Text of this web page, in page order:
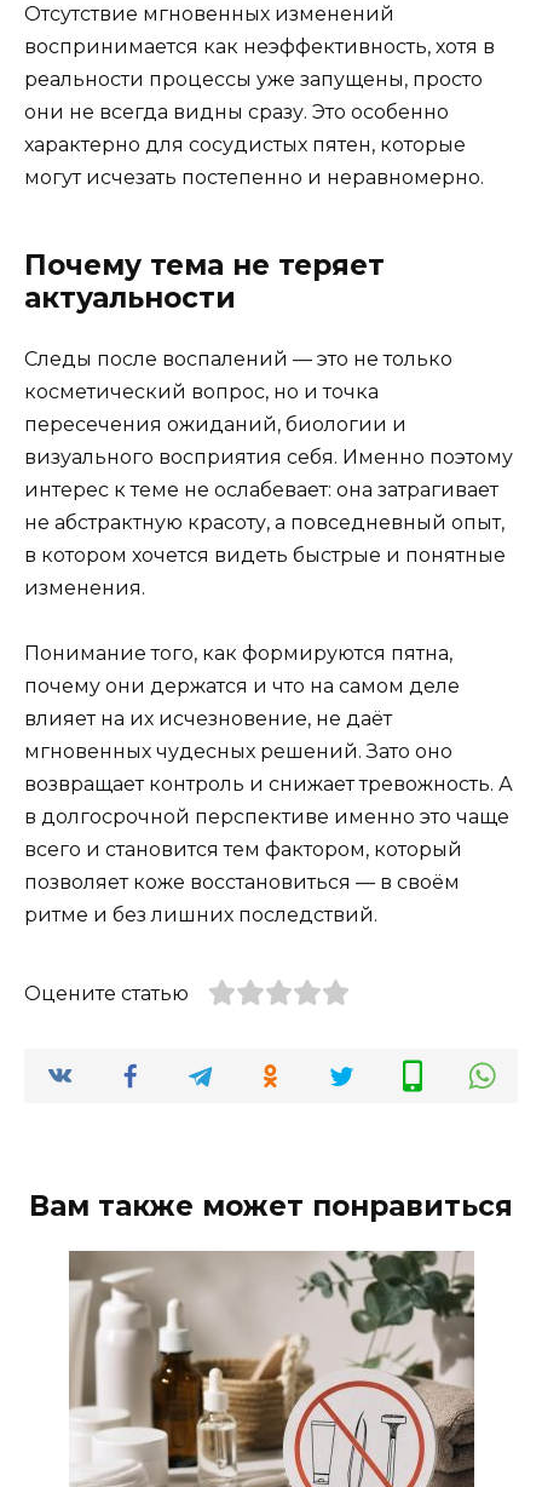
Отсутствие мгновенных изменений
воспринимается как неэффективность, хотя в
реальности процессы уже запущены, просто
они не всегда видны сразу. Это особенно
характерно для сосудистых пятен, которые
могут исчезать постепенно и неравномерно.
Почему тема не теряет
актуальности
Следы после воспалений — это не только
косметический вопрос, но и точка
пересечения ожиданий, биологии и
визуального восприятия себя. Именно поэтому
интерес к теме не ослабевает: она затрагивает
не абстрактную красоту, а повседневный опыт,
в котором хочется видеть быстрые и понятные
изменения.
Понимание того, как формируются пятна,
почему они держатся и что на самом деле
влияет на их исчезновение, не даёт
мгновенных чудесных решений. Зато оно
возвращает контроль и снижает тревожность. А
в долгосрочной перспективе именно это чаще
всего и становится тем фактором, который
позволяет коже восстановиться — в своём
ритме и без лишних последствий.
Оцените статью
Вам также может понравиться